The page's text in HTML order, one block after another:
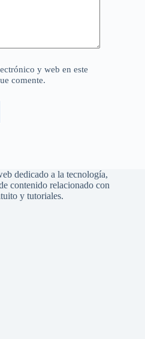
y web en este
comente.
dedicado a la tecnología,
contenido relacionado con
y tutoriales.